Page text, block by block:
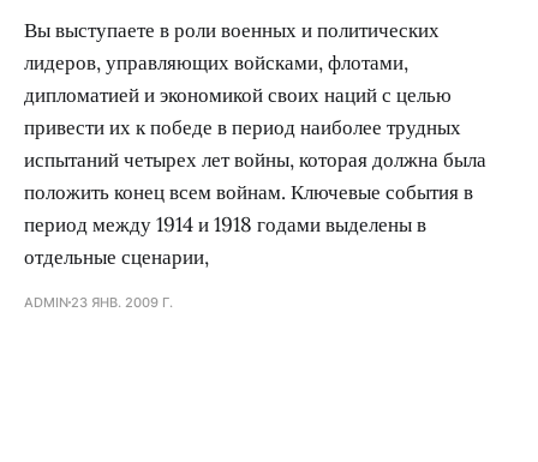
Вы выступаете в роли военных и политических
лидеров, управляющих войсками, флотами,
дипломатией и экономикой своих наций с целью
привести их к победе в период наиболее трудных
испытаний четырех лет войны, которая должна была
положить конец всем войнам. Ключевые события в
период между 1914 и 1918 годами выделены в
отдельные сценарии,
ADMIN 23 ЯНВ. 2009 Г.